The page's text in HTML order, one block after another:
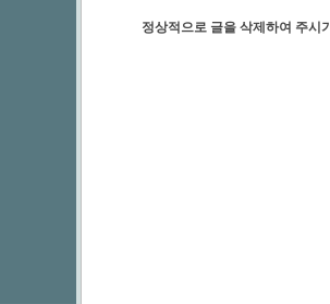
정상적으로 글을 삭제하여 주시